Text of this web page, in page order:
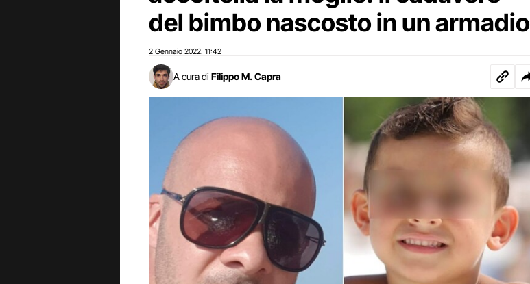
del bimbo nascosto in un armadio
2 Gennaio 2022 11:42
A cura di Filippo M. Capra